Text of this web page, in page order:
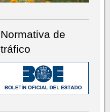
Normativa de
tráfico